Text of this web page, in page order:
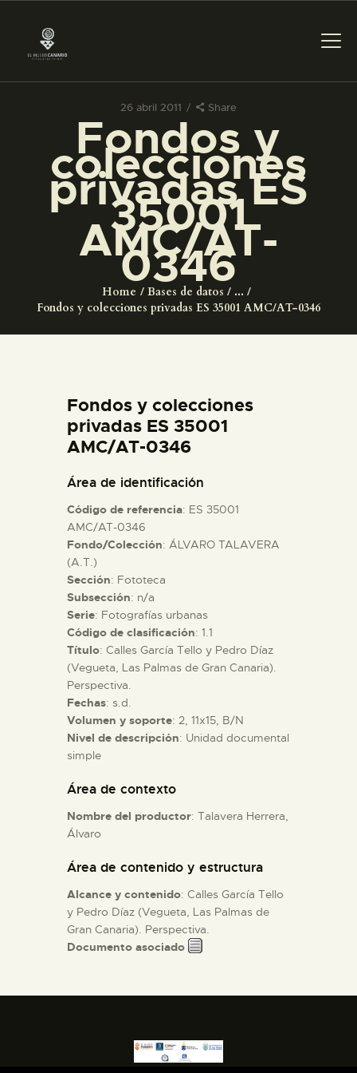
26 abril 2011 Share
Fondos y
colecciones
privadas ES
35001
AMC/AT-
0346
Home Bases de datos
...
Fondos y colecciones privadas ES 35001 AMC/AT-0346
PREPARAR LA VISITA
ACTIVIDADES
EL MUSEO
ESPAÑOL
ACTIVIDADES
█
EL MUSEO
COLECCIONES
DIDÁCTICA
ESPAÑOL
Fondos y colecciones
privadas ES 35001
AMC/AT-0346
Área de identificación
Código de referencia: ES 35001
AMC/AT-0346
Fondo/Colección: ÁLVARO TALAVERA
(A.T.)
Sección: Fototeca
Subsección: n/a
Serie: Fotografías urbanas
Código de clasificación: 1.1
Título: Calles García Tello y Pedro Díaz
(Vegueta, Las Palmas de Gran Canaria).
Perspectiva.
Fechas: s.d.
Volumen y soporte: 2, 11x15, B/N
Nivel de descripción: Unidad documental
simple
Área de contexto
Nombre del productor: Talavera Herrera,
Álvaro
Área de contenido y estructura
Alcance y contenido: Calles García Tello
y Pedro Díaz (Vegueta, Las Palmas de
Gran Canaria). Perspectiva.
Documento asociado